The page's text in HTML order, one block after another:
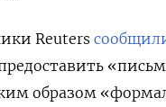
Reuters
образом